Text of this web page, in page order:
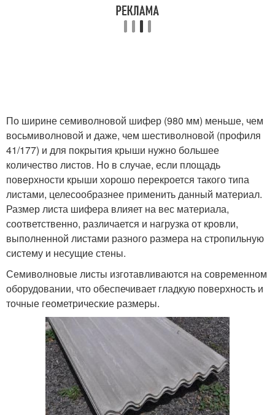
По ширине семиволновой шифер (980 мм) меньше, чем
восьмиволновой и даже, чем шестиволновой (профиля
41/177) и для покрытия крыши нужно большее
количество листов. Но в случае, если площадь
поверхности крыши хорошо перекроется такого типа
листами, целесообразнее применить данный материал.
Размер листа шифера влияет на вес материала,
соответственно, различается и нагрузка от кровли,
выполненной листами разного размера на стропильную
систему и несущие стены.
Семиволновые листы изготавливаются на современном
оборудовании, что обеспечивает гладкую поверхность и
точные геометрические размеры.